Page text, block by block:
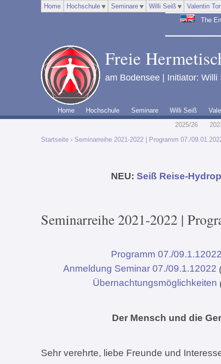
Home Hochschule Seminare Willi Seiß
Valentin
The
Freie
am Bodensee | Initiator: Willi
Home Hochschule Seminare Willi Seiß
2025/26
Startseite› Seminarreihe 2021-2022 | Programm 07./
NEU: Seiß Reise-
Seminarreihe 2021-2022 |
Programm 07./
Anmeldung Seminar 07./09.1.12022
Übernachtungsmöglichkeiten
Der Mensch und die
Sehr verehrte, liebe Freunde und